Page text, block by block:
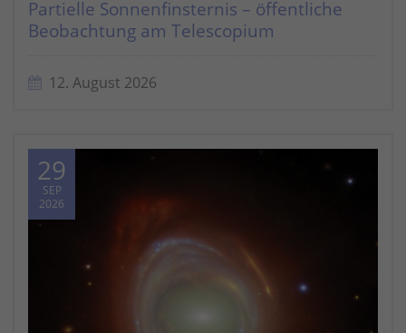
Partielle Sonnenfinsternis – öffentliche
Beobachtung am Telescopium
12. August 2026
29
SEP
2026